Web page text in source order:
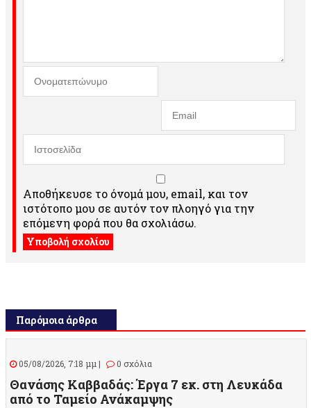
Αποθήκευσε το όνομά μου, email, και τον
ιστότοπο μου σε αυτόν τον πλοηγό για την
επόμενη φορά που θα σχολιάσω.
Παρόμοια άρθρα
05/08/2026, 7:18 μμ | 0 σχόλια
Θανάσης Καββαδάς: Έργα 7 εκ. στη Λευκάδα
από το Ταμείο Ανάκαμψης